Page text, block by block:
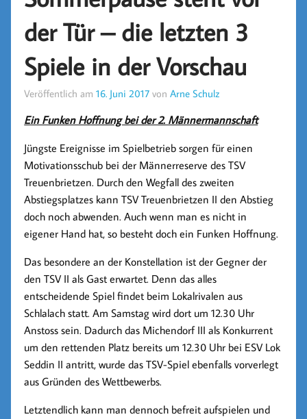
der Tür – die letzten 3
Spiele in der Vorschau
Veröffentlich am16. Juni 2017 vonArne Schulz
Ein Funken Hoffnung bei der 2. Männermannschaft
Jüngste Ereignisse im Spielbetrieb sorgen für einen
Motivationsschub bei der Männerreserve des TSV
Treuenbrietzen. Durch den Wegfall des zweiten
Abstiegsplatzes kann TSV Treuenbrietzen II den Abstieg
doch noch abwenden. Auch wenn man es nicht in
eigener Hand hat, so besteht doch ein Funken Hoffnung.
Das besondere an der Konstellation ist der Gegner der
den TSV II als Gast erwartet. Denn das alles
entscheidende Spiel findet beim Lokalrivalen aus
Schlalach statt. Am Samstag wird dort um 12.30 Uhr
Anstoss sein. Dadurch das Michendorf III als Konkurrent
um den rettenden Platz bereits um 12.30 Uhr bei ESV Lok
Seddin II antritt, wurde das TSV-Spiel ebenfalls vorverlegt
aus Gründen des Wettbewerbs.
Letztendlich kann man dennoch befreit aufspielen und